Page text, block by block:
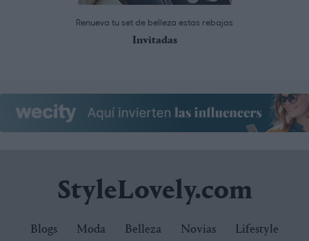
Renueva tu set de belleza estas rebajas
Invitadas
StyleLovely.com
Blogs Moda Belleza Novias Lifestyle